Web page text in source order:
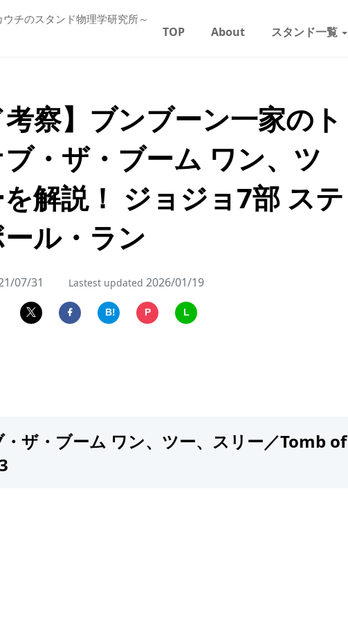
ウチのスタンド物理学研究所～
TOP About スタンド一覧
考察】ブンブーン一家のト
・ザ・ブーム ワン、ツ
解説！ ジョジョ7部 ステ
ル・ラン
07/31 Lastest updated 2026/01/19
B! P L
・ザ・ブーム ワン、ツー、スリー／Tomb of